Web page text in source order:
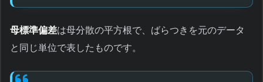
母標準偏差は母分散の平方根で、ばらつきを元のデータ
と同じ単位で表したものです。